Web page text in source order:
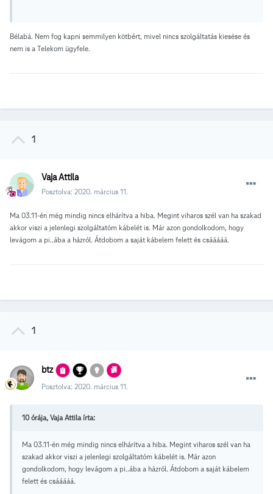
Bélabá. Nem fog kapni semmilyen kötbért, mivel nincs szolgáltatás kiesése és
nem is a Telekom ügyfele.
1
Vaja Attila
Posztolva: 2020. március 11.
Ma 03.11-én még mindig nincs elhárítva a hiba. Megint viharos szél van ha szakad
akkor viszi a jelenlegi szolgáltatóm kábelét is. Már azon gondolkodom, hogy
levágom a pi..ába a házról. Átdobom a saját kábelem felett és csááááá.
1
btz
Posztolva: 2020. március 11.
10 órája, Vaja Attila írta:
Ma 03.11-én még mindig nincs elhárítva a hiba. Megint viharos szél van ha
szakad akkor viszi a jelenlegi szolgáltatóm kábelét is. Már azon
gondolkodom, hogy levágom a pi..ába a házról. Átdobom a saját kábelem
felett és csááááá.